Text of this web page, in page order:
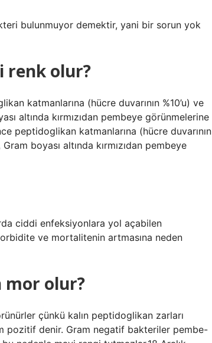
bulunmuyor demektir, yani bir sorun yok
renk olur?
katmanlarına (hücre duvarının %10’u) ve
altında kırmızıdan pembeye görünmelerine
peptidoglikan katmanlarına (hücre duvarının
boyası altında kırmızıdan pembeye
ciddi enfeksiyonlara yol açabilen
ve mortalitenin artmasına neden
olur?
çünkü kalın peptidoglikan zarları
pozitif denir. Gram negatif bakteriler pembe-